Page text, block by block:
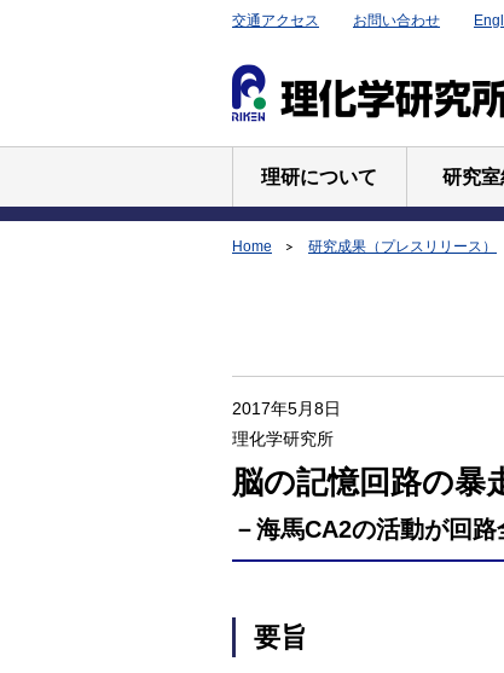
交通アクセス お問い合わせ
理研について 研究
Home 研究成果（プレスリリース）
2017年5月8日
理化学研究所
脳の記憶回路の暴
－海馬CA2の活動が回
要旨